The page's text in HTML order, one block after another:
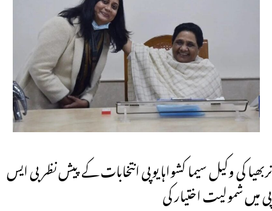
نربھیا کی وکیل سیما کشواہا یوپی انتخابات کے پیش نظر بی ایس
پی میں شمولیت اختیار کی